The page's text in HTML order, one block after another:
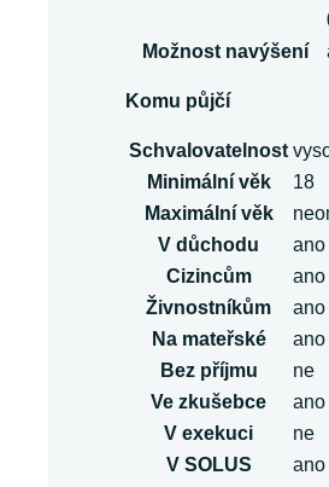
Možnost navýšení
Komu půjčí
Schvalovatelnost
Minimální věk
18
Maximální věk
V důchodu
ano
Cizincům
ano
Živnostníkům
ano
Na mateřské
ano
Bez příjmu
ne
Ve zkušebce
ano
V exekuci
ne
V SOLUS
ano